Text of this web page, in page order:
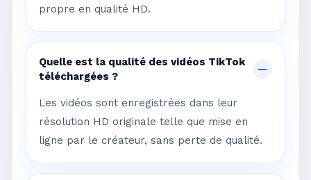
propre en qualité HD.
Quelle est la qualité des vidéos TikTok
téléchargées ?
Les vidéos sont enregistrées dans leur
résolution HD originale telle que mise en
ligne par le créateur, sans perte de qualité.